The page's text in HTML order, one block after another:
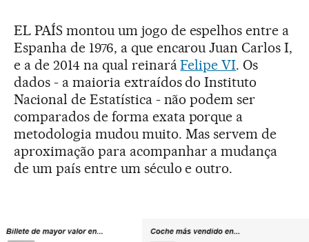
EL PAÍS montou um jogo de espelhos entre a
Espanha de 1976, a que encarou Juan Carlos I,
e a de 2014 na qual reinaráFelipe VI. Os
dados - a maioria extraídos do Instituto
Nacional de Estatística - não podem ser
comparados de forma exata porque a
metodologia mudou muito. Mas servem de
aproximação para acompanhar a mudança
de um país entre um século e outro.